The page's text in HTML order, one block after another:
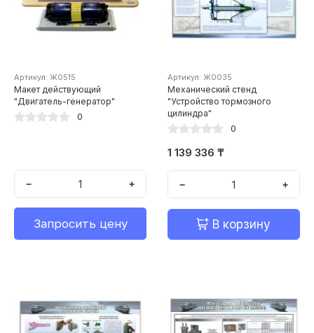
Артикул: Ж0515
Макет действующий
"Двигатель-генератор"
0
− +
Запросить цену
Артикул: Ж0035
Механический стенд
"Устройство тормозного
цилиндра"
0
1 139 336 ₸
− +
В корзину